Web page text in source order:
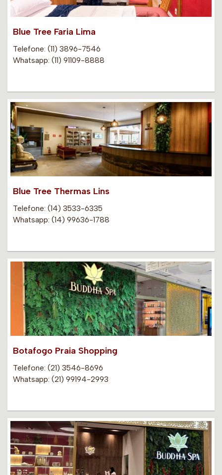
Blue Tree Faria Lima
Telefone: (11) 3896-7546
Whatsapp: (11) 91109-8888
Blue Tree Thermas Lins
Telefone: (14) 3533-6335
Whatsapp: (14) 99636-1788
Botafogo Praia Shopping
Telefone: (21) 3546-8696
Whatsapp: (21) 99194-2993